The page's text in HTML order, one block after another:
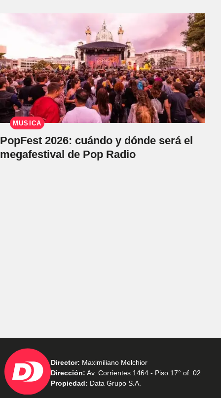
MÚSICA
PopFest 2026: cuándo y dónde será el
megafestival de Pop Radio
Director: Maximiliano Melchior
Dirección: Av. Corrientes 1464 - Piso 17° of. 02
Propiedad: Data Grupo S.A.